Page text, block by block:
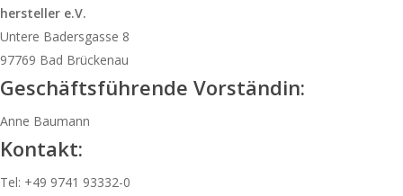
hersteller e.V.
Untere Badersgasse 8
97769 Bad Brückenau
Geschäftsführende Vorständin:
Anne Baumann
Kontakt:
Tel: +49 9741 93332-0